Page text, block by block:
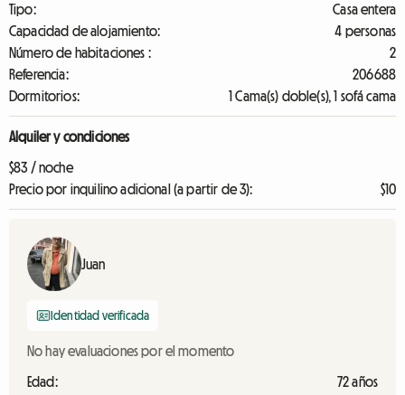
Tipo:
Casa entera
Capacidad de alojamiento:
4 personas
Número de habitaciones :
2
Referencia:
206688
Dormitorios:
1 Cama(s) doble(s), 1 sofá cama
Alquiler y condiciones
$83 / noche
Precio por inquilino adicional (a partir de 3):
$10
Juan
Identidad verificada
No hay evaluaciones por el momento
Edad:
72 años